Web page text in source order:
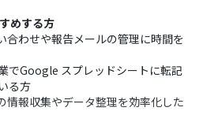
めする方
合わせや報告メールの管理に時間を
でGoogle スプレッドシートに転記
る方
情報収集やデータ整理を効率化した